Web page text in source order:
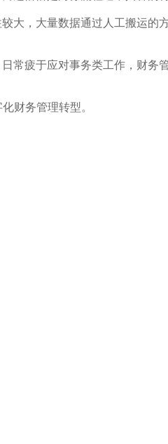
大，大量数据通过人工搬运的
常疲于应对事务类工作，财务
财务管理转型。